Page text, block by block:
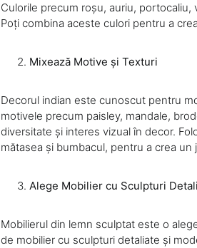
Culorile precum roșu, auriu,
Poți combina aceste culori pentru a
Mixează Motive și Texturi
Decorul indian este cunoscut pentru
motivele precum paisley, mandale,
diversitate și interes vizual în decor.
mătasea și bumbacul, pentru a crea
Alege Mobilier cu Sculpturi
Mobilierul din lemn sculptat este o
de mobilier cu sculpturi detaliate și